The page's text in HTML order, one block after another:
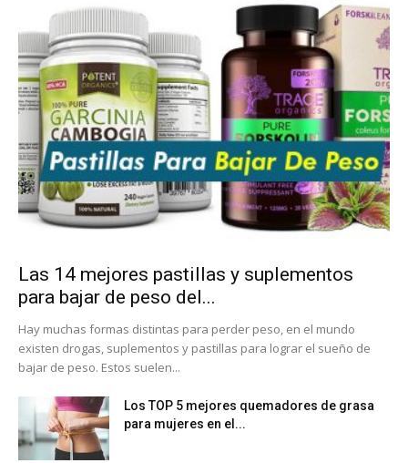
Las 14 mejores pastillas y suplementos
para bajar de peso del...
Hay muchas formas distintas para perder peso, en el mundo
existen drogas, suplementos y pastillas para lograr el sueño de
bajar de peso. Estos suelen...
Los TOP 5 mejores quemadores de grasa
para mujeres en el...